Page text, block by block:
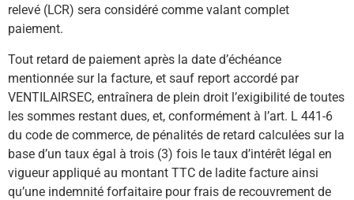
relevé (LCR) sera considéré comme valant complet
paiement.
Tout retard de paiement après la date d’échéance
mentionnée sur la facture, et sauf report accordé par
VENTILAIRSEC, entraînera de plein droit l’exigibilité de toutes
les sommes restant dues, et, conformément à l’art. L 441-6
du code de commerce, de pénalités de retard calculées sur la
base d’un taux égal à trois (3) fois le taux d’intérêt légal en
vigueur appliqué au montant TTC de ladite facture ainsi
qu’une indemnité forfaitaire pour frais de recouvrement de